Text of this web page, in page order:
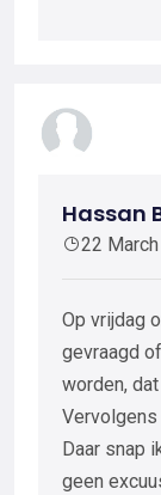
Hassan
22
Op vrijdag
gevraagd
worden,
Vervolgens
Daar snap
geen